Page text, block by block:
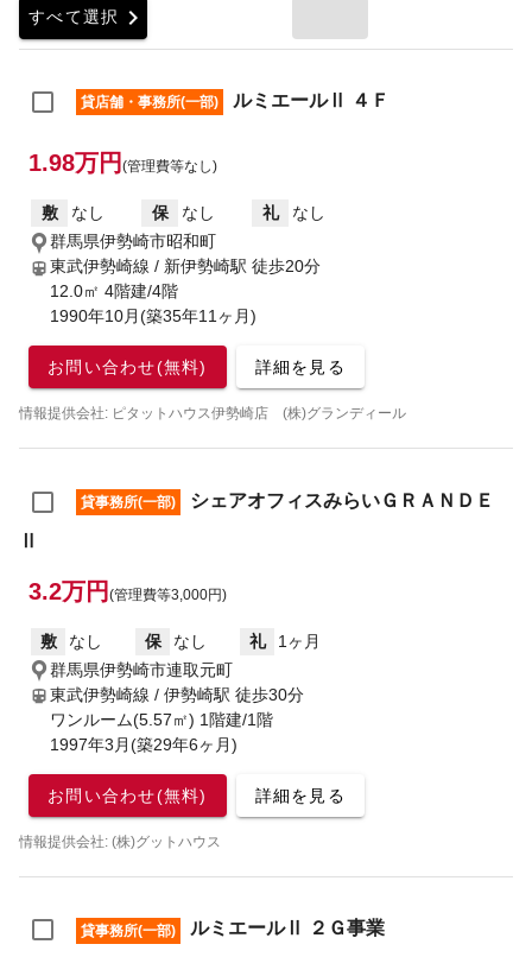
すべて選択 chevron_right
貸店舗・事務所(一部) ルミエールⅡ ４Ｆ
1.98万円 (管理費等なし)
敷 なし 保 なし 礼
なし
群馬県伊勢崎市昭和町
東武伊勢崎線 / 新伊勢崎駅 徒歩20分
12.0㎡ 4階建/4階
1990年10月(築35年11ヶ月)
お問い合わせ(無料) 詳細を見る
情報提供会社: ピタットハウス伊勢崎店 (株)グランディール
貸事務所(一部)
シェアオフィスみらいＧＲＡＮＤＥ
Ⅱ
3.2万円 (管理費等3,000円)
敷 なし 保 なし 礼
1ヶ月
群馬県伊勢崎市連取元町
東武伊勢崎線 / 伊勢崎駅 徒歩30分
ワンルーム(5.57㎡) 1階建/1階
1997年3月(築29年6ヶ月)
お問い合わせ(無料) 詳細を見る
情報提供会社: (株)グットハウス
貸事務所(一部) ルミエールⅡ ２Ｇ事業